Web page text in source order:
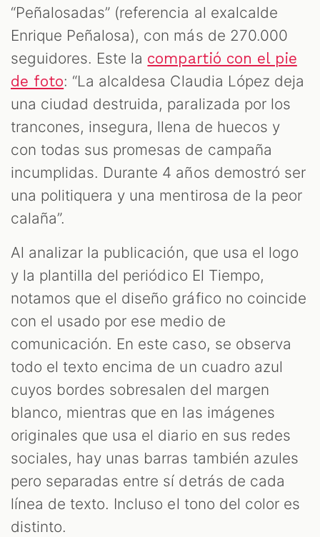
“Peñalosadas” (referencia al exalcalde
Enrique Peñalosa), con más de 270.000
seguidores. Este la compartió con el pie
de foto: “La alcaldesa Claudia López deja
una ciudad destruida, paralizada por los
trancones, insegura, llena de huecos y
con todas sus promesas de campaña
incumplidas. Durante 4 años demostró ser
una politiquera y una mentirosa de la peor
calaña”.
Al analizar la publicación, que usa el logo
y la plantilla del periódico El Tiempo,
notamos que el diseño gráfico no coincide
con el usado por ese medio de
comunicación. En este caso, se observa
todo el texto encima de un cuadro azul
cuyos bordes sobresalen del margen
blanco, mientras que en las imágenes
originales que usa el diario en sus redes
sociales, hay unas barras también azules
pero separadas entre sí detrás de cada
línea de texto. Incluso el tono del color es
distinto.